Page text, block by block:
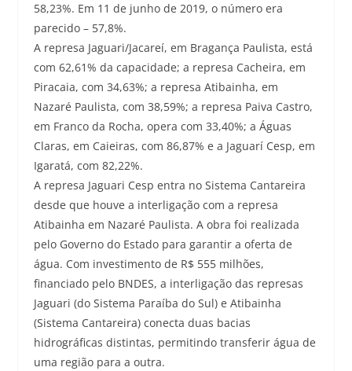
58,23%. Em 11 de junho de 2019, o número era
parecido – 57,8%.
A represa Jaguari/Jacareí, em Bragança Paulista, está
com 62,61% da capacidade; a represa Cacheira, em
Piracaia, com 34,63%; a represa Atibainha, em
Nazaré Paulista, com 38,59%; a represa Paiva Castro,
em Franco da Rocha, opera com 33,40%; a Águas
Claras, em Caieiras, com 86,87% e a Jaguarí Cesp, em
Igaratá, com 82,22%.
A represa Jaguari Cesp entra no Sistema Cantareira
desde que houve a interligação com a represa
Atibainha em Nazaré Paulista. A obra foi realizada
pelo Governo do Estado para garantir a oferta de
água. Com investimento de R$ 555 milhões,
financiado pelo BNDES, a interligação das represas
Jaguari (do Sistema Paraíba do Sul) e Atibainha
(Sistema Cantareira) conecta duas bacias
hidrográficas distintas, permitindo transferir água de
uma região para a outra.